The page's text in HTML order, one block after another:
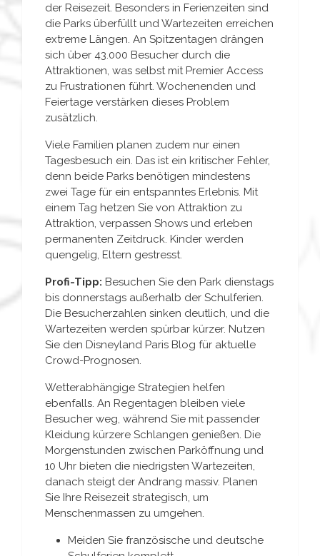
der Reisezeit. Besonders in Ferienzeiten sind
die Parks überfüllt und Wartezeiten erreichen
extreme Längen. An Spitzentagen drängen
sich über 43.000 Besucher durch die
Attraktionen, was selbst mit Premier Access
zu Frustrationen führt. Wochenenden und
Feiertage verstärken dieses Problem
zusätzlich.
Viele Familien planen zudem nur einen
Tagesbesuch ein. Das ist ein kritischer Fehler,
denn beide Parks benötigen mindestens
zwei Tage für ein entspanntes Erlebnis. Mit
einem Tag hetzen Sie von Attraktion zu
Attraktion, verpassen Shows und erleben
permanenten Zeitdruck. Kinder werden
quengelig, Eltern gestresst.
Profi-Tipp: Besuchen Sie den Park dienstags
bis donnerstags außerhalb der Schulferien.
Die Besucherzahlen sinken deutlich, und die
Wartezeiten werden spürbar kürzer. Nutzen
Sie den Disneyland Paris Blog für aktuelle
Crowd-Prognosen.
Wetterabhängige Strategien helfen
ebenfalls. An Regentagen bleiben viele
Besucher weg, während Sie mit passender
Kleidung kürzere Schlangen genießen. Die
Morgenstunden zwischen Parköffnung und
10 Uhr bieten die niedrigsten Wartezeiten,
danach steigt der Andrang massiv. Planen
Sie Ihre Reisezeit strategisch, um
Menschenmassen zu umgehen.
Meiden Sie französische und deutsche